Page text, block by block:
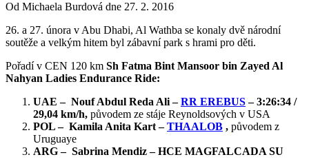
Od Michaela Burdová dne 27. 2. 2016
26. a 27. února v Abu Dhabi, Al Wathba se konaly dvě národní
soutěže a velkým hitem byl zábavní park s hrami pro děti.
Pořadí v CEN 120 km Sh Fatma Bint Mansoor bin Zayed Al
Nahyan Ladies Endurance Ride:
UAE – Nouf Abdul Reda Ali –RR EREBUS– 3:26:34 /
29,04 km/h, původem ze stáje Reynoldsových v USA
POL – Kamila Anita Kart –THAALOB , původem z
Uruguaye
ARG – Sabrina Mendiz – HCE MAGFALCADA SU